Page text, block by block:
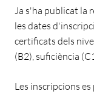
Ja s'ha publicat la
les dates
certificats dels
(B2), suficiència
Les inscripcions